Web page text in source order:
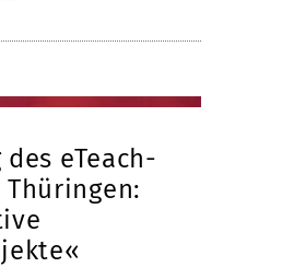
eTeach-
Thüringen: